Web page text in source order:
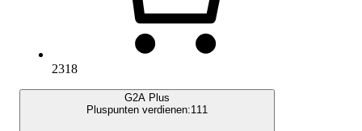
2318
G2A Plus
Pluspunten verdienen:111